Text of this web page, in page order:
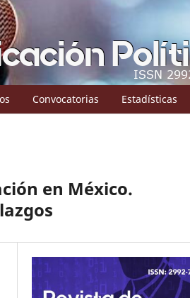
Convocatorias Estadísticas
en México.